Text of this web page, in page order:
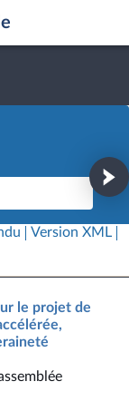
Version XML
le projet de